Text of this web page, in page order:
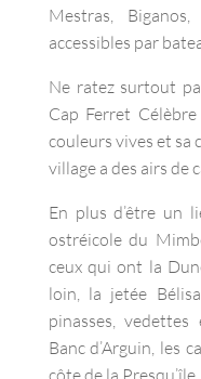
Mestras,
accessibles par
Ne ratez surtout
Cap Ferret
couleurs vives et sa
village a des airs de
En plus d’être un
ostréicole du
ceux qui ont la
loin, la jetée
pinasses,
Banc d’Arguin, les
côte de la Presqu’île.